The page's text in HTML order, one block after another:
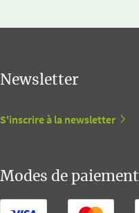
Newsletter
S'inscrire à la newsletter
Modes de paiement